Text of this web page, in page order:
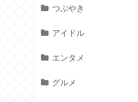
つぶやき
アイドル
エンタメ
グルメ